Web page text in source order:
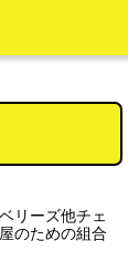
リーズ他チェ
のための組合